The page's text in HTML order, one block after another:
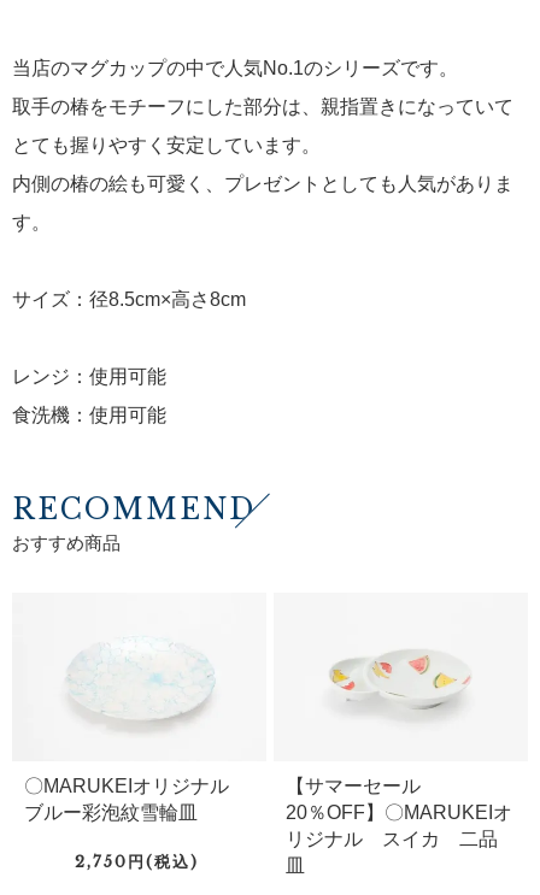
当店のマグカップの中で人気No.1のシリーズです。
取手の椿をモチーフにした部分は、親指置きになっていて
とても握りやすく安定しています。
内側の椿の絵も可愛く、プレゼントとしても人気がありま
す。
サイズ：径8.5cm×高さ8cm
レンジ：使用可能
食洗機：使用可能
RECOMMEND
おすすめ商品
〇MARUKEIオリジナル
ブルー彩泡紋雪輪皿
2,750円(税込)
【サマーセール
20％OFF】〇MARUKEIオ
リジナル スイカ 二品
皿